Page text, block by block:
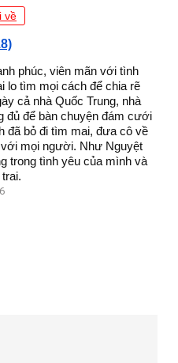
về
phúc, viên mãn với tình
lo tìm mọi cách để chia rẽ
cả nhà Quốc Trung, nhà
đủ để bàn chuyện đám cưới
đã bỏ đi tìm mai, đưa cô về
mọi người. Như Nguyệt
trong tình yêu của mình và